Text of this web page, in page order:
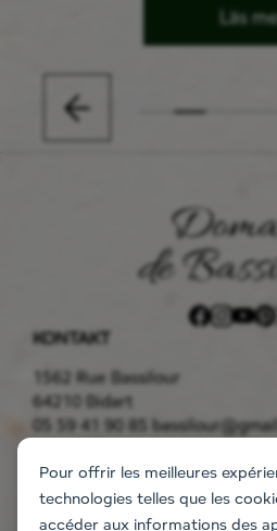
Pour offrir les meilleures
technologies telles que les
accéder aux informations des
Läs
KONTAKT
1562 Rue Bassilour
64210 Bidart
05 59 41 90 85
Boende
Lägenheterna